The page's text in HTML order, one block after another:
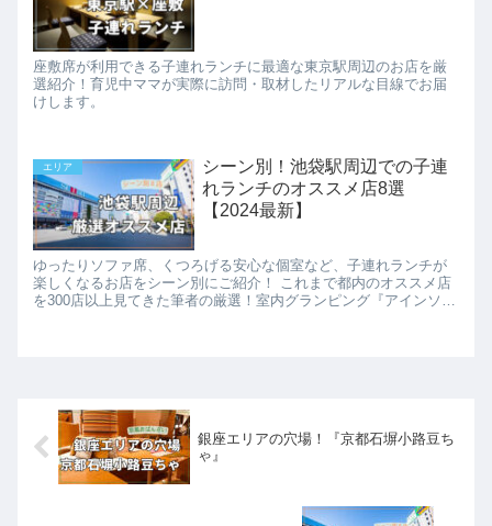
座敷席が利用できる子連れランチに最適な東京駅周辺のお店を厳
選紹介！育児中ママが実際に訪問・取材したリアルな目線でお届
けします。
エリア
シーン別！池袋駅周辺での子連
れランチのオススメ店8選
【2024最新】
ゆったりソファ席、くつろげる安心な個室など、子連れランチが
楽しくなるお店をシーン別にご紹介！ これまで都内のオススメ店
を300店以上見てきた筆者の厳選！室内グランピング『アインソフ
銀座エリアの穴場！『京都石塀小路豆ち
ゃ』